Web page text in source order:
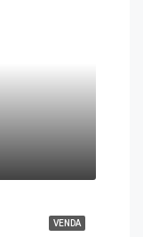
VENDA